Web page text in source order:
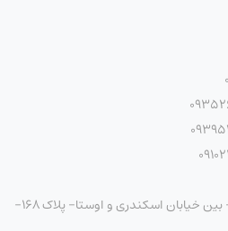
آدرس : تهران- خیابان آزادی- بین خیابان اسکندری و اوستا- پلاک 168-